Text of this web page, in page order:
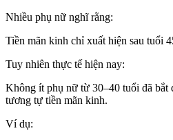
Nhiều phụ nữ nghĩ rằng:
Tiền mãn kinh chỉ xuất hiện sau tuổi
Tuy nhiên thực tế hiện nay:
Không ít phụ nữ từ 30–40 tuổi đã bắt
tương tự tiền mãn kinh.
Ví dụ: